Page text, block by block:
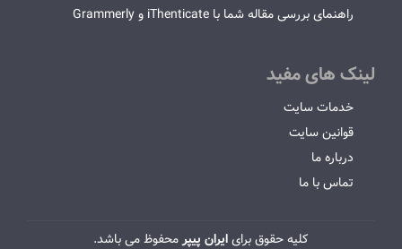
راهنمای بررسی مقاله شما با iThenticate و Grammerly
لینک های مفید
خدمات سایت
قوانین سایت
درباره ما
تماس با ما
کلیه حقوق برایایران پیپرمحفوظ می باشد.